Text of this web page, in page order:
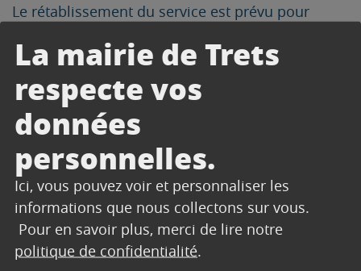
La mairie de Trets
respecte vos
données
personnelles.
Ici, vous pouvez voir et personnaliser les
informations que nous collectons sur vous.
Pour en savoir plus, merci de lire notre
politique de confidentialité.
Le rétablissement du service est prévu pour
CONTACT
SERVICES TECHNIQUES
Secrétariat
Centre Technique Municipal
13530Trets